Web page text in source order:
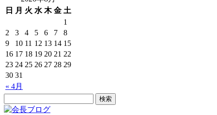
日
月 火 水 木 金 土
« 4月
1
2
3 4 5 6 7
8
9
10 11 12 13 14 15
16 17 18 19 20 21 22
23 24 25 26 27 28 29
30 31